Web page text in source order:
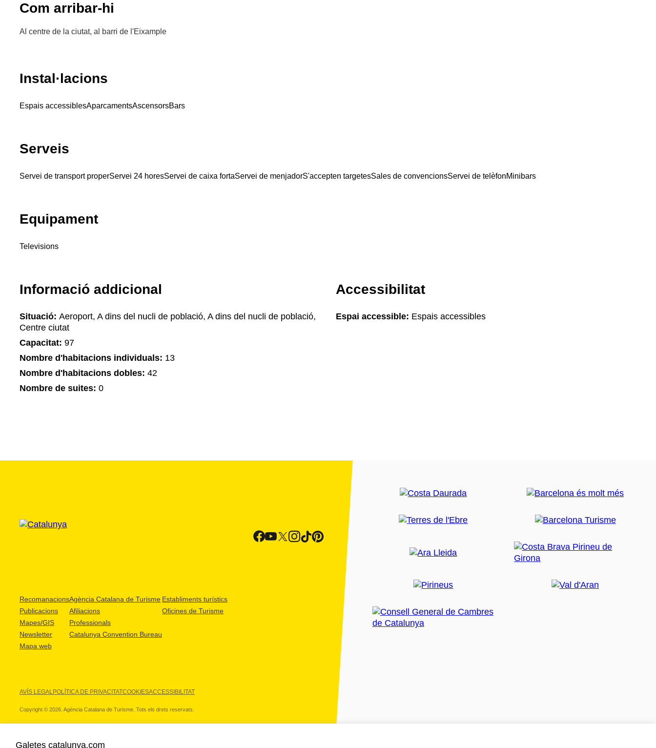
Com arribar-hi
Al centre de la ciutat, al barri de l'Eixample
Instal·lacions
Espais accessiblesAparcamentsAscensorsBars
Serveis
Servei de transport properServei 24 horesServei de caixa fortaServei de menjadorS'accepten targetesSales de convencionsServei de telèfonMinibars
Equipament
Televisions
Informació addicional
Situació: Aeroport, A dins del nucli de població, A dins del nucli de població,
Centre ciutat
Capacitat: 97
Nombre d'habitacions individuals: 13
Nombre d'habitacions dobles: 42
Nombre de suites: 0
Accessibilitat
Espai accessible: Espais accessibles
Recomanacions
Publicacions
Mapes/GIS
Newsletter
Mapa web
Agència Catalana de Turisme
Afiliacions
Professionals
Catalunya Convention Bureau
Establiments turístics
Oficines de Turisme
AVÍS LEGALPOLÍTICA DE PRIVACITATCOOKIESACCESSIBILITAT
Copyright © 2026. Agència Catalana de Turisme. Tots els drets reservats.
Galetes catalunya.com